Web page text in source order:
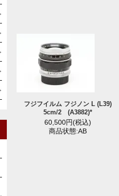
フジフイルム フジノン L (L39)
5cm/2 (A3882)*
60,500円(税込)
商品状態:AB